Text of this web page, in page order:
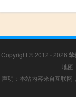
Copyright © 2012 - 2026 笨
地图 |
声明：本站内容来自互联网